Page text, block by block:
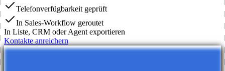
Telefonverfügbarkeit geprüft
In Sales-Workflow geroutet
In Liste, CRM oder Agent exportieren
Kontakte anreichern